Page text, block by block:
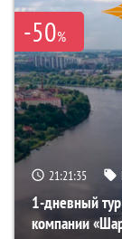
-50%
21:21:33
1-дневный
компании